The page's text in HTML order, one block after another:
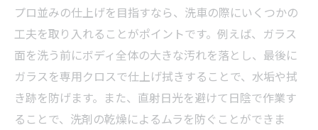
プロ並みの仕上げを目指すなら、洗車の際にいくつかの
工夫を取り入れることがポイントです。例えば、ガラス
面を洗う前にボディ全体の大きな汚れを落とし、最後に
ガラスを専用クロスで仕上げ拭きすることで、水垢や拭
き跡を防げます。また、直射日光を避けて日陰で作業す
ることで、洗剤の乾燥によるムラを防ぐことができま